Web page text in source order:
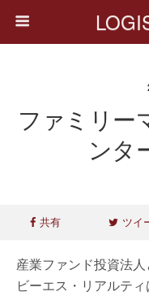
ファミリー
ンタ
共有 ツイ
産業ファンド投資法
ビーエス・リアルテ